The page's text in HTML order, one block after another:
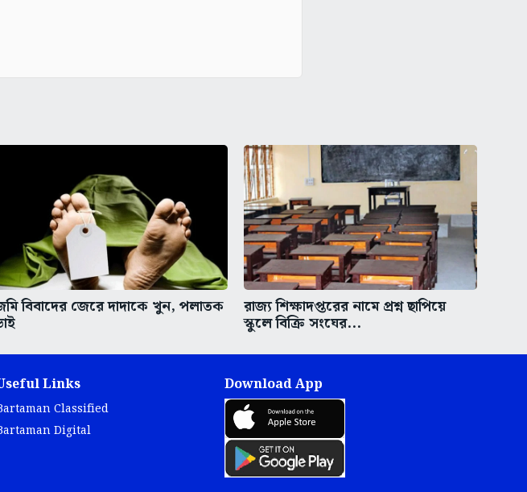
বিবাদের জেরে দাদাকে খুন, পলাতক রাজ্য শিক্ষাদপ্তরের নামে প্রশ্ন ছাপিয়ে
স্কুলে বিক্রি সংঘের...
Links
Classified
Digital
Download App